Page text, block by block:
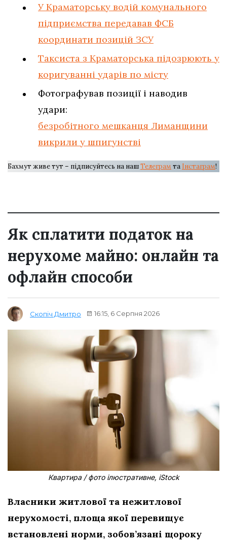
У Краматорську водій комунального
підприємства передавав ФСБ
координати позицій ЗСУ
Таксиста з Краматорська підозрюють у
коригуванні ударів по місту
Фотографував позиції і наводив
удари:
безробітного мешканця Лиманщини
викрили у шпигунстві
Бахмут живе тут – підписуйтесь на нашТелеграм та Інстаграм!
Як сплатити податок на
нерухоме майно: онлайн та
офлайн способи
Скопіч Дмитро 16:15, 6 Серпня 2026
Квартира / фото ілюстративне, iStock
Власники житлової та нежитлової
нерухомості, площа якої перевищує
встановлені норми, зобов’язані щороку